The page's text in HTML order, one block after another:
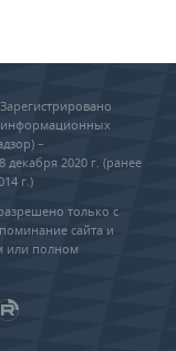
информационных
–
2020 г. (ранее
г.)
только с
сайта и
или полном